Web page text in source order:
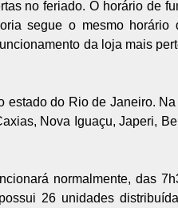
no feriado. O horário de
segue o mesmo horário
da loja mais
estado do Rio de Janeiro.
Nova Iguaçu, Japeri,
normalmente, das
26 unidades